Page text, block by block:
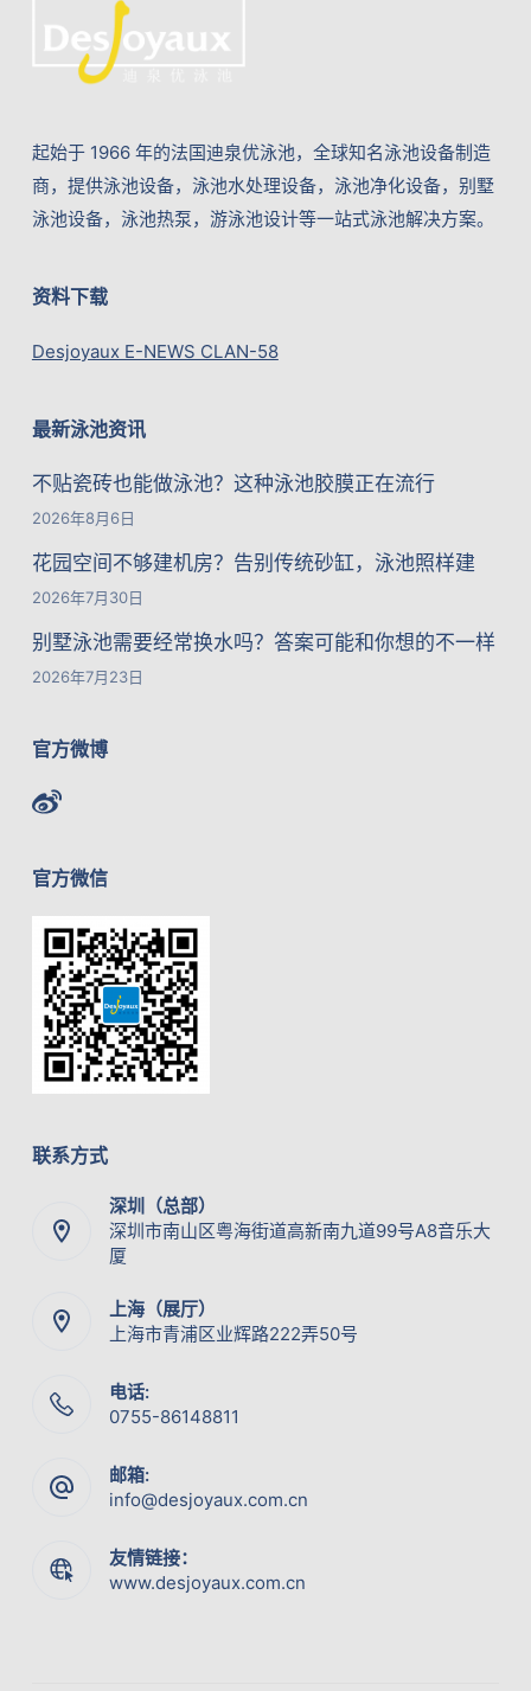
起始于 1966 年的法国迪泉优泳池，全球知名泳池设备制造
商，提供泳池设备，泳池水处理设备，泳池净化设备，别墅
泳池设备，泳池热泵，游泳池设计等一站式泳池解决方案。
资料下载
Desjoyaux E-NEWS CLAN-58
最新泳池资讯
不贴瓷砖也能做泳池？这种泳池胶膜正在流行
2026年8月6日
花园空间不够建机房？告别传统砂缸，泳池照样建
2026年7月30日
别墅泳池需要经常换水吗？答案可能和你想的不一样
2026年7月23日
官方微博
官方微信
联系方式
深圳（总部）
深圳市南山区粤海街道高新南九道99号A8音乐大
厦
上海（展厅）
上海市青浦区业辉路222弄50号
电话:
0755-86148811
邮箱:
info@desjoyaux.com.cn
友情链接：
www.desjoyaux.com.cn